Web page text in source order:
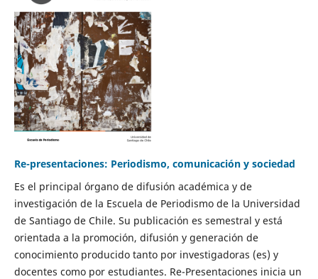
Re-presentaciones: Periodismo, comunicación y sociedad
Es el principal órgano de difusión académica y de
investigación de la Escuela de Periodismo de la Universidad
de Santiago de Chile. Su publicación es semestral y está
orientada a la promoción, difusión y generación de
conocimiento producido tanto por investigadoras (es) y
docentes como por estudiantes. Re-Presentaciones inicia un